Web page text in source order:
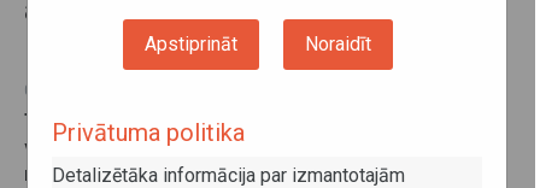
abonementa biļetes – e-talonu vai
rīdzinieka karti
01. februāris 2017
Turpinot vietējās nozīmes maršrutu autobusu tarifu
vienādošanu, no 2017. gada 1. februāra braukšanas
maksa mainīsies SIA Ekspress Ādaži apkalpotajos
Apstiprināt Noraidīt
Privātuma politika
Detalizētāka informācija par izmantotajām